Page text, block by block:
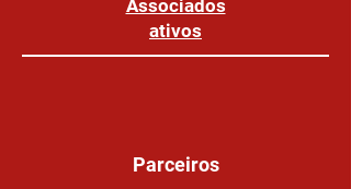
Associados
ativos
Parceiros